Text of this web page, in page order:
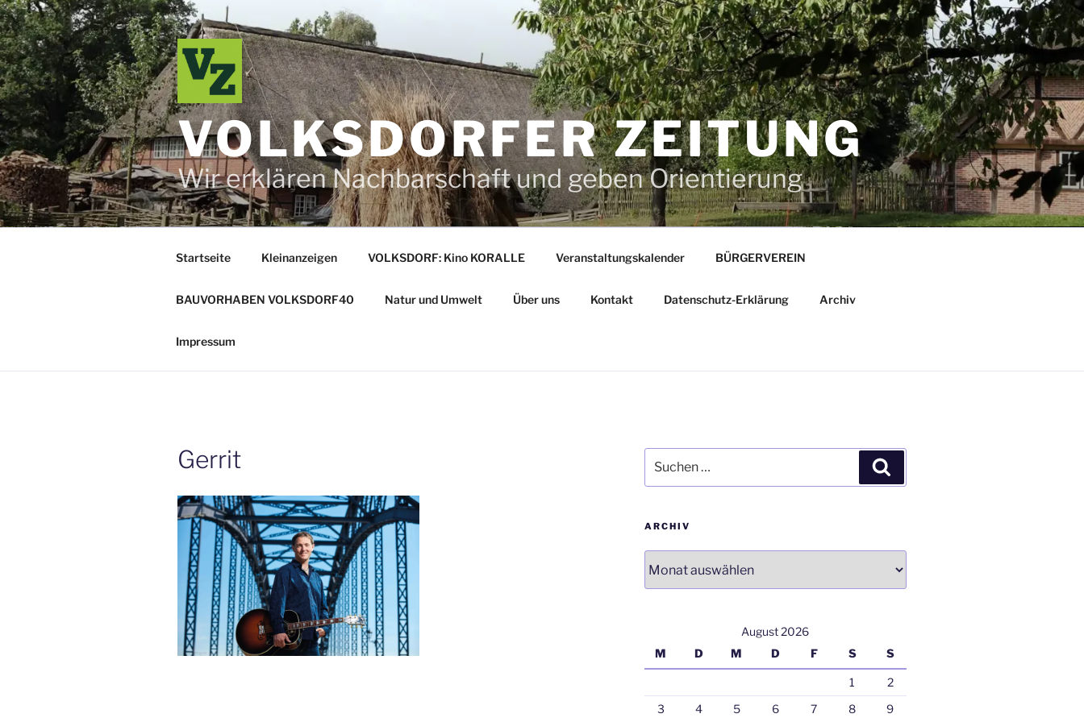
Zum
Inhalt
springen
VOLKSDORFER ZEITUNG
Wir erklären Nachbarschaft und geben Orientierung
Startseite Kleinanzeigen VOLKSDORF: Kino KORALLE Veranstaltungskalender BÜRGERVEREIN
BAUVORHABEN VOLKSDORF40 Natur und Umwelt Über uns Kontakt Datenschutz-Erklärung Archiv
Impressum
Gerrit
nach:
ARCHIV
August 2026
M
D M D F S S
1
2
3
4 5 6 7 8 9